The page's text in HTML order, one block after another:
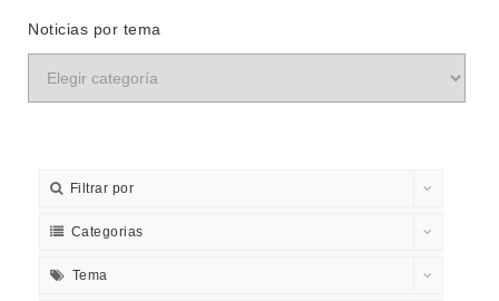
Noticias por tema
Filtrar por
Categorias
Tema